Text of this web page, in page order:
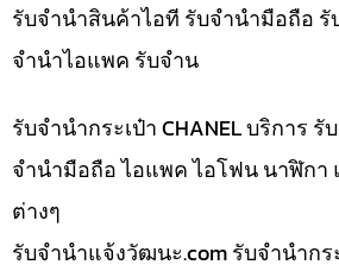
รับจำนำสินค้าไอที รับจำนำมือถือ
จำนำไอแพค รับจำน
รับจำนำกระเป๋า CHANEL บริการ
จำนำมือถือ ไอแพค ไอโฟน นาฬิกา
ต่างๆ
รับจํานําแจ้งวัฒนะ.com รับจำนำกร